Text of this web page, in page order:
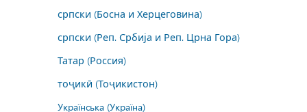
српски (Босна и Херцеговина)
српски (Реп. Србија и Реп. Црна Гора)
Татар (Россия)
тоҷикӣ (Тоҷикистон)
Українська (Україна)